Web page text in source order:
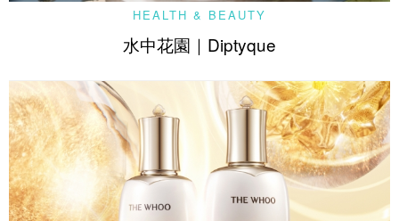
HEALTH & BEAUTY
水中花園｜Diptyque